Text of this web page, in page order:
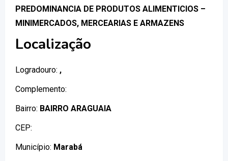
PREDOMINANCIA DE PRODUTOS ALIMENTICIOS –
MINIMERCADOS, MERCEARIAS E ARMAZENS
Localização
Logradouro: ,
Complemento:
Bairro: BAIRRO ARAGUAIA
CEP:
Município: Marabá